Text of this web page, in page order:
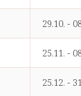
29.10. -
25.11. -
25.12. -